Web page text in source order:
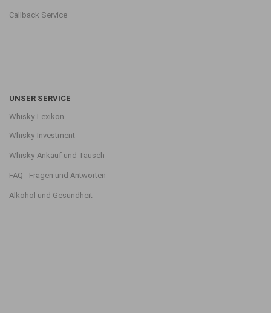
Callback Service
UNSER SERVICE
Whisky-Lexikon
Whisky-Investment
Whisky-Ankauf und Tausch
FAQ - Fragen und Antworten
Alkohol und Gesundheit